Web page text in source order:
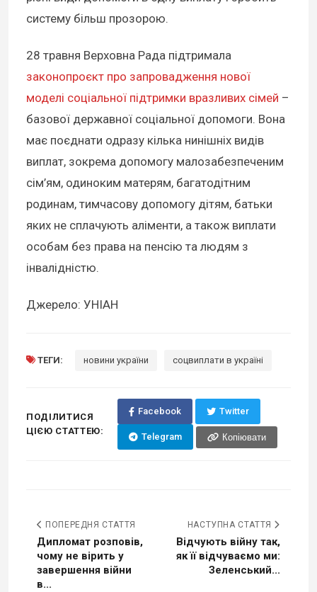
систему більш прозорою.
28 травня Верховна Рада підтримала
законопроєкт про запровадження нової
моделі соціальної підтримки вразливих сімей –
базової державної соціальної допомоги. Вона
має поєднати одразу кілька нинішніх видів
виплат, зокрема допомогу малозабезпеченим
сім’ям, одиноким матерям, багатодітним
родинам, тимчасову допомогу дітям, батьки
яких не сплачують аліменти, а також виплати
особам без права на пенсію та людям з
інвалідністю.
Джерело: УНІАН
ТЕГИ: новини україни соцвиплати в україні
ПОДІЛИТИСЯ
ЦІЄЮ СТАТТЕЮ:
Facebook Twitter
Telegram Копіювати
ПОПЕРЕДНЯ СТАТТЯ
Дипломат розповів,
чому не вірить у
завершення війни
в...
НАСТУПНА СТАТТЯ
Відчують війну так,
як її відчуваємо ми:
Зеленський...